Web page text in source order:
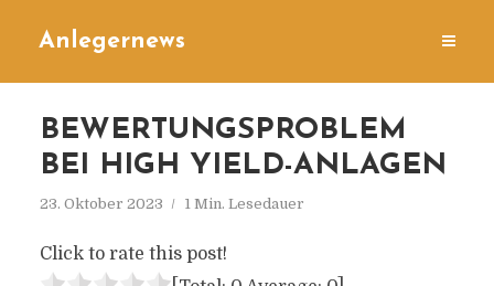
Anlegernews
BEWERTUNGSPROBLEM
BEI HIGH YIELD-ANLAGEN
23. Oktober 2023 1 Min. Lesedauer
Click to rate this post!